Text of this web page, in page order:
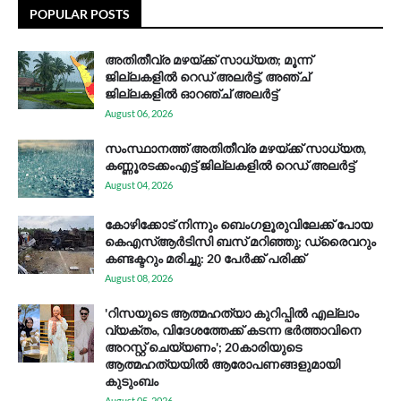
POPULAR POSTS
അതിതീവ്ര മഴയ്ക്ക് സാധ്യത; മൂന്ന്
ജില്ലകളിൽ റെഡ് അലർട്ട്, അഞ്ച്
ജില്ലകളിൽ ഓറഞ്ച് അലർട്ട്
August 06, 2026
സം​സ്ഥാ​ന​ത്ത് അ​തി​തീ​വ്ര മ​ഴ​യ്ക്ക് സാ​ധ്യ​ത,
കണ്ണൂരടക്കംഎ​ട്ട് ജി​ല്ല​ക​ളി​ൽ റെ​ഡ് അ​ലർ​ട്ട്
August 04, 2026
കോഴിക്കോട് നിന്നും ബെംഗളൂരുവിലേക്ക് പോയ
കെഎസ്ആര്‍ടിസി ബസ് മറിഞ്ഞു; ഡ്രൈവറും
കണ്ടക്ടറും മരിച്ചു: 20 പേര്‍ക്ക് പരിക്ക്
August 08, 2026
'റിസയുടെ ആത്മഹത്യാ കുറിപ്പിൽ എല്ലാം
വ്യക്തം, വിദേശത്തേക്ക് കടന്ന ഭർത്താവിനെ
അറസ്റ്റ് ചെയ്യണം'; 20കാരിയുടെ
ആത്മഹത്യയിൽ ആരോപണങ്ങളുമായി
കുടുംബം